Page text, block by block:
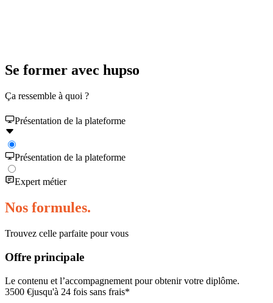
Se former avec hupso
Ça ressemble à quoi ?
Présentation de la plateforme
Présentation de la plateforme
Expert métier
Nos formules.
Trouvez celle parfaite pour vous
Offre principale
Le contenu et l’accompagnement pour obtenir votre diplôme.
3500 €jusqu'à 24 fois sans frais*